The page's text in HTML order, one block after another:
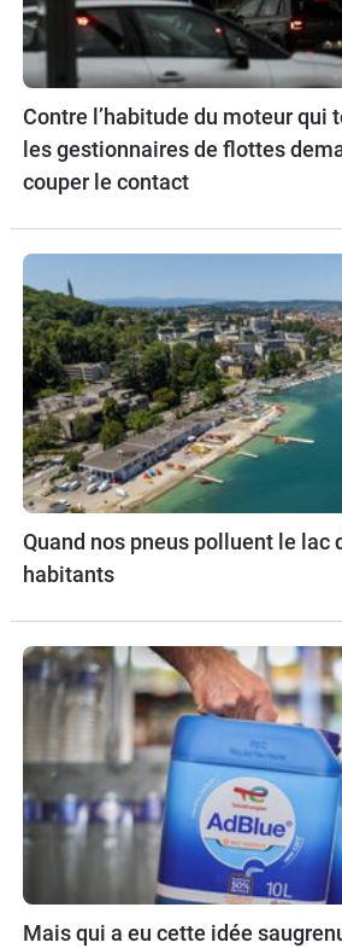
Contre l’habitude du moteur qui
les gestionnaires de flottes
couper le contact
Quand nos pneus polluent le lac
habitants
Mais qui a eu cette idée